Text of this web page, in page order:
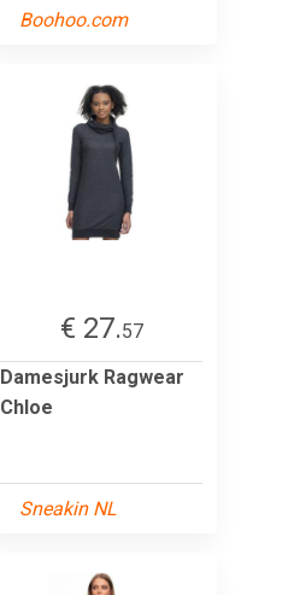
Boohoo.com
€ 27.57
Damesjurk Ragwear
Chloe
Sneakin NL